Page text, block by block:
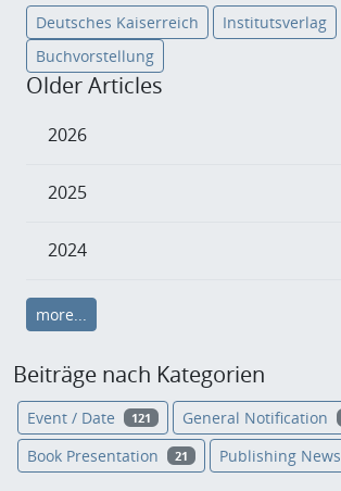
Deutsches Kaiserreich
Institutsverlag
Buchvorstellung
Older Articles
2026
2025
2024
more...
Beiträge nach Kategorien
Event / Date 121 General Notification
Book Presentation 21 Publishing News